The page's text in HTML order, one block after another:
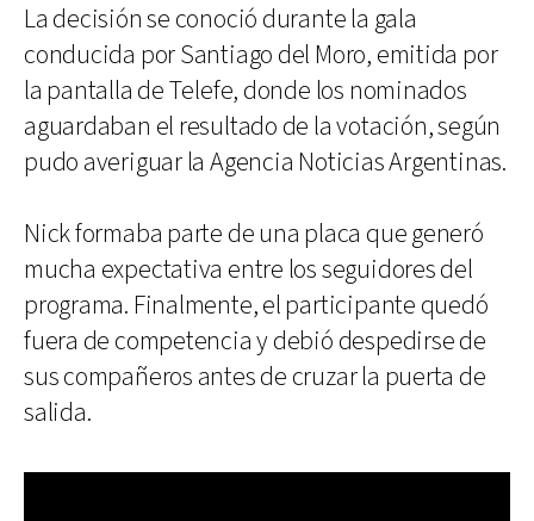
La decisión se conoció durante la gala
conducida por Santiago del Moro, emitida por
la pantalla de Telefe, donde los nominados
aguardaban el resultado de la votación, según
pudo averiguar la Agencia Noticias Argentinas.
Nick formaba parte de una placa que generó
mucha expectativa entre los seguidores del
programa. Finalmente, el participante quedó
fuera de competencia y debió despedirse de
sus compañeros antes de cruzar la puerta de
salida.